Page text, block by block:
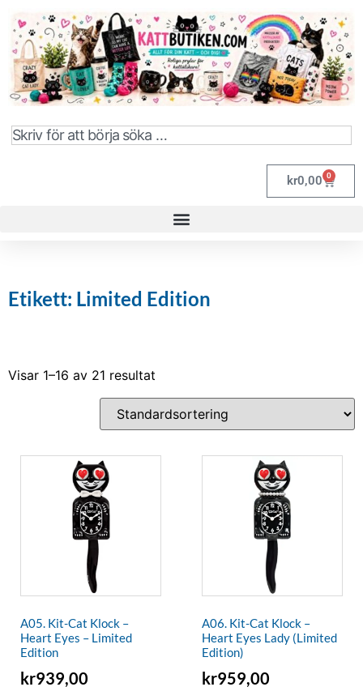
kr0,00 0
Etikett: Limited Edition
Visar 1–16 av 21 resultat
A05. Kit-Cat Klock –
Heart Eyes – Limited
Edition
kr939,00
A06. Kit-Cat Klock –
Heart Eyes Lady (Limited
Edition)
kr959,00